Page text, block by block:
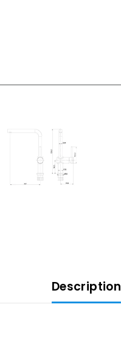
Description